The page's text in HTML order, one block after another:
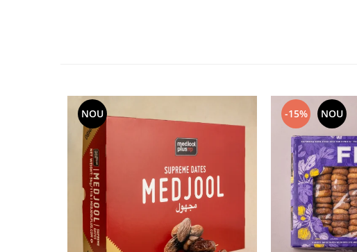
NOU -15% NOU